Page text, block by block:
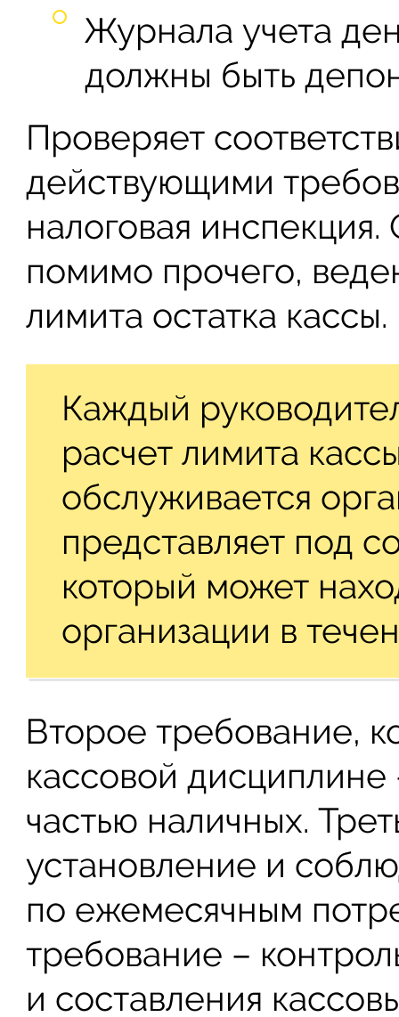
Журнала учета
должны быть
Проверяет
действующими
налоговая
помимо прочего,
лимита остатка кассы.
Каждый
расчет лимита
обслуживается
представляет под
который может
организации в
Второе требование,
кассовой
частью наличных.
установление и
по ежемесячным
требование –
и составления